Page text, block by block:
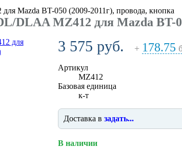
Mazda BT-050 (2009-2011г), провода, кнопка
MZ412 для Mazda BT-
3 575 руб. + 178.75
Артикул
MZ412
Базовая единица
к-т
Доставка в задать...
В наличии